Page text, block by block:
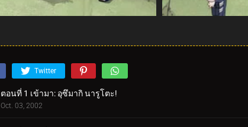
Twitter
ตอนที่ 1 เข้ามา: อุซึมากิ นารูโตะ!
Oct. 03, 2002